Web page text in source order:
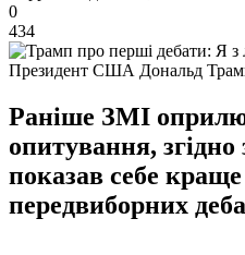
0
434
Президент США Дональд
Раніше ЗМІ
опитування,
показав себе
передвиборних